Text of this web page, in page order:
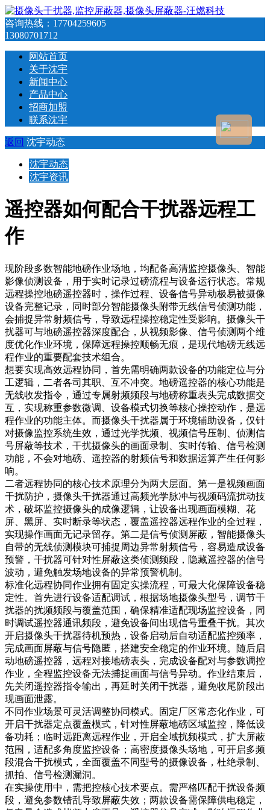
咨询热线： 17704259605
13080701712
网站首页
关于沈宇
新闻中心
产品中心
招商加盟
联系沈宇
返回 沈宇动态
沈宇动态
沈宇资讯
遥控器如何配合干扰器远程工
作
现阶段多数智能地磅作业场地，均配备高清监控摄像头、智能
影像侦测设备，用于实时记录过磅流程与设备运行状态。常规
远程操控地磅遥控器时，操作过程、设备信号异动极易被摄像
设备完整记录，同时部分智能摄像头附带无线信号侦测功能，
会捕捉异常射频信号，导致远程操控稳定性受影响。摄像头干
扰器可与地磅遥控器深度配合，从视频影像、信号侦测两个维
度优化作业环境，保障远程操控顺畅无痕，是现代地磅无线远
程作业的重要配套技术组合。
想要实现高效远程协同，首先需明确两款设备的功能定位与分
工逻辑，二者各司其职、互不冲突。地磅遥控器的核心功能是
无线收发指令，通过专属射频频段与地磅称重表头完成数据交
互，实现称重参数微调、设备模式切换等核心操控动作，是远
程作业的功能主体。而摄像头干扰器属于环境辅助设备，仅针
对摄像监控系统生效，通过光学扰频、视频信号压制、侦测信
号屏蔽等技术，干扰摄像头的画面录制、实时传输、信号检测
功能，不会对地磅、遥控器的射频信号和数据运算产生任何影
响。
二者远程协同的核心技术原理分为两大层面。第一是视频画面
干扰防护，摄像头干扰器通过高频光学脉冲与视频码流扰动技
术，破坏监控摄像头的成像逻辑，让设备出现画面模糊、花
屏、黑屏、实时断录等状态，覆盖遥控器远程作业的全过程，
实现操作画面无记录留存。第二是信号侦测屏蔽，智能摄像头
自带的无线侦测模块可捕捉周边异常射频信号，容易造成设备
预警，干扰器可针对性屏蔽这类侦测频段，隐藏遥控器的信号
波动，避免触发场地设备的异常预警机制。
标准化远程协同作业拥有固定实操流程，可最大化保障设备稳
定性。首先进行设备适配调试，根据场地摄像头型号，调节干
扰器的扰频频段与覆盖范围，确保精准适配现场监控设备，同
时调试遥控器通讯频段，避免设备间出现信号重叠干扰。其次
开启摄像头干扰器待机预热，设备启动后自动适配监控频率，
完成画面屏蔽与信号隐匿，搭建安全稳定的作业环境。随后启
动地磅遥控器，远程对接地磅表头，完成设备配对与参数调控
作业，全程监控设备无法捕捉画面与信号异动。作业结束后，
先关闭遥控器指令输出，再延时关闭干扰器，避免收尾阶段出
现画面泄露。
不同作业场景可灵活调整协同模式。固定厂区常态化作业，可
开启干扰器定点覆盖模式，针对性屏蔽地磅区域监控，降低设
备功耗；临时远距离远程作业，开启全域扰频模式，扩大屏蔽
范围，适配多角度监控设备；高密度摄像头场地，可开启多频
段混合干扰模式，全面覆盖不同型号的摄像设备，杜绝录制、
抓拍、信号检测漏洞。
在实操使用中，需把控核心技术要点。需严格匹配干扰设备频
段，避免参数错乱导致屏蔽失效；两款设备需保障供电稳定，